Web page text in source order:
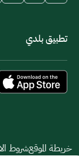
تطبيق بلدي
خريطة الموقعشروط